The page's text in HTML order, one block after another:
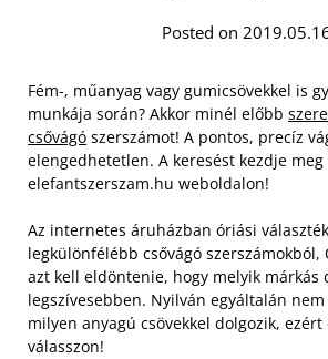
Posted on
Fém-, műanyag vagy gumicsövekkel is
munkája során? Akkor minél előbb
csővágó szerszámot! A pontos, precíz
elengedhetetlen. A keresést kezdje meg
elefantszerszam.hu weboldalon!
Az internetes áruházban óriási
legkülönfélébb csővágó szerszámokból,
azt kell eldöntenie, hogy melyik márkás
legszívesebben. Nyilván egyáltalán
milyen anyagú csövekkel dolgozik,
válasszon!